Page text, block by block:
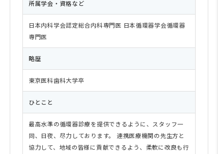
所属学会・資格など
日本内科学会認定総合内科専門医 日本循環器学会循環器
専門医
略歴
東京医科歯科大学卒
ひとこと
最高水準の循環器診療を提供できるように、スタッフ一
同、日夜、尽力しております。 連携医療機関の先生方と
協力して、地域の皆様に貢献できるよう、柔軟に改良も行